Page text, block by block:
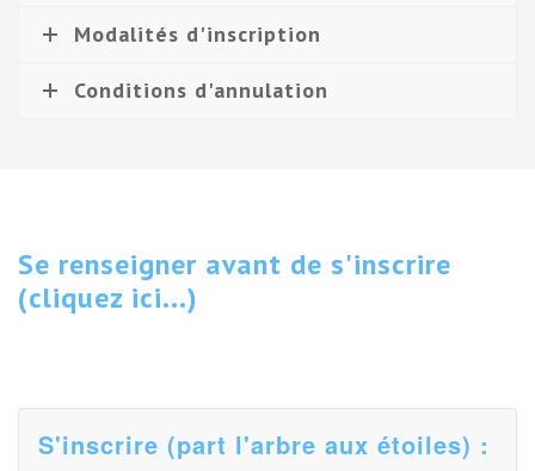
Modalités d'inscription
Conditions d'annulation
Se renseigner avant de s'inscrire
(cliquez ici...)
S'inscrire (part l'arbre aux étoiles) :